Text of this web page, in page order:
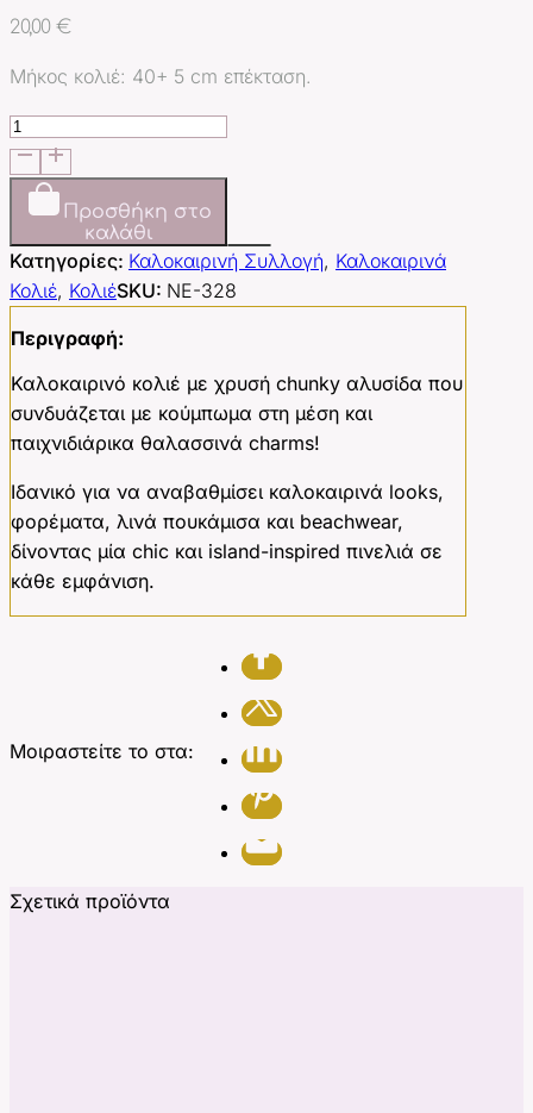
20,00 €
Μήκος κολιέ: 40+ 5 cm επέκταση.
Golden
Sea
Charm
Necklace
ποσότητα
Προσθήκη στο
καλάθι
Κατηγορίες: Καλοκαιρινή Συλλογή, Καλοκαιρινά
Κολιέ, ΚολιέSKU: NE-328
Περιγραφή:
Καλοκαιρινό κολιέ με χρυσή chunky αλυσίδα που
συνδυάζεται με κούμπωμα στη μέση και
παιχνιδιάρικα θαλασσινά charms!
Ιδανικό για να αναβαθμίσει καλοκαιρινά looks,
φορέματα, λινά πουκάμισα και beachwear,
δίνοντας μία chic και island-inspired πινελιά σε
κάθε εμφάνιση.
Μοιραστείτε το στα:
Σχετικά προϊόντα